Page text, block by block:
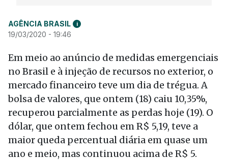
AGÊNCIA BRASIL i
19/03/2020 - 19:46
Em meio ao anúncio de medidas emergenciais
no Brasil e à injeção de recursos no exterior, o
mercado financeiro teve um dia de trégua. A
bolsa de valores, que ontem (18) caiu 10,35%,
recuperou parcialmente as perdas hoje (19). O
dólar, que ontemfechou em R$ 5,19, teve a
maior queda percentual diária em quase um
ano e meio, mas continuou acima de R$ 5.